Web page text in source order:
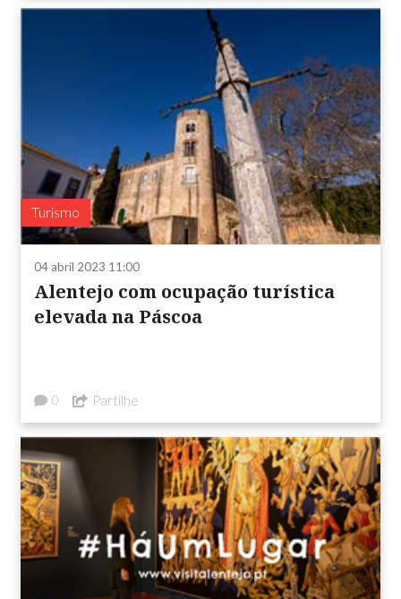
Turismo
04 abril 2023 11:00
Alentejo com ocupação turística
elevada na Páscoa
0 Partilhe